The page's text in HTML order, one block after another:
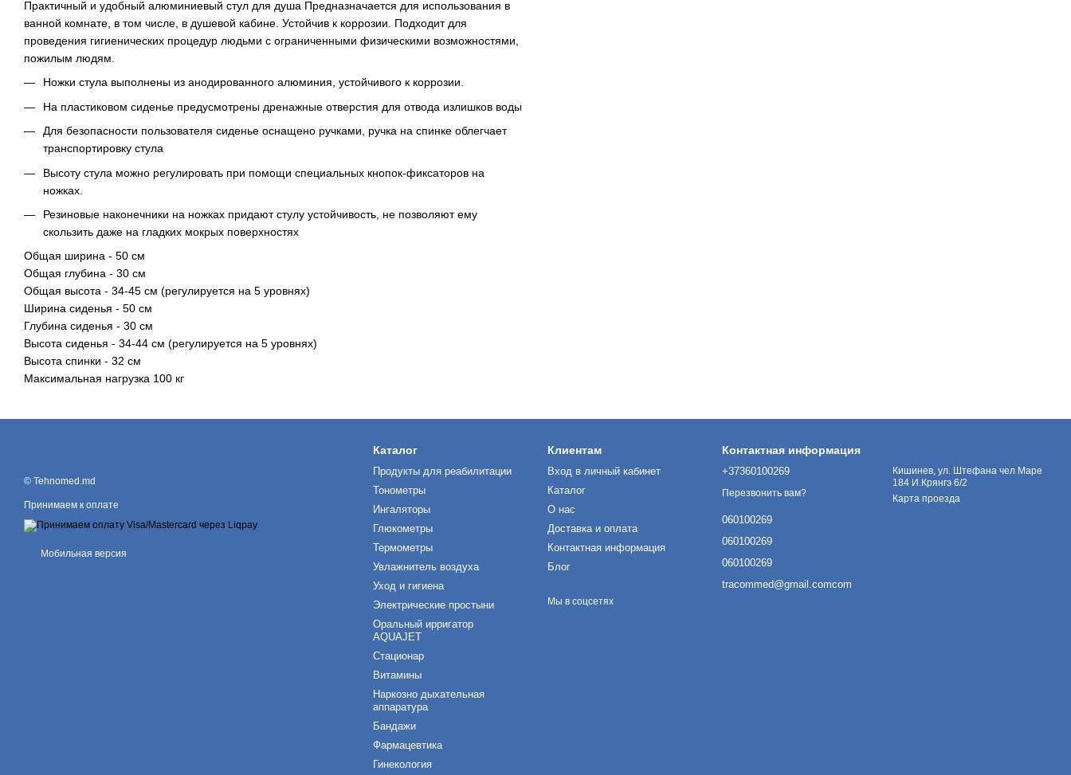
Практичный и удобный алюминиевый стул для душа Предназначается для использования в
ванной комнате, в том числе, в душевой кабине. Устойчив к коррозии. Подходит для
проведения гигиенических процедур людьми с ограниченными физическими возможностями,
пожилым людям.
Ножки стула выполнены из анодированного алюминия, устойчивого к коррозии.
На пластиковом сиденье предусмотрены дренажные отверстия для отвода излишков воды
Для безопасности пользователя сиденье оснащено ручками, ручка на спинке облегчает
транспортировку стула
Высоту стула можно регулировать при помощи специальных кнопок-фиксаторов на
ножках.
Резиновые наконечники на ножках придают стулу устойчивость, не позволяют ему
скользить даже на гладких мокрых поверхностях
Общая ширина - 50 см
Общая глубина - 30 см
Общая высота - 34-45 см (регулируется на 5 уровнях)
Ширина сиденья - 50 см
Глубина сиденья - 30 см
Высота сиденья - 34-44 см (регулируется на 5 уровнях)
Высота спинки - 32 см
Максимальная нагрузка 100 кг
© Tehnomed.md
Принимаем к оплате
Мобильная версия
Каталог
Продукты для реабилитации
Тонометры
Ингаляторы
Глюкометры
Термометры
Увлажнитель воздуха
Уход и гигиена
Электрические простыни
Оральный ирригатор
AQUAJET
Стационар
Витамины
Наркозно дыхательная
аппаратура
Бандажи
Фармацевтика
Гинекология
Клиентам
Вход в личный кабинет
Каталог
О нас
Доставка и оплата
Контактная информация
Блог
Мы в соцсетях
Контактная информация
+37360100269
Перезвонить вам?
060100269
060100269
060100269
tracommed@gmail.comcom
Кишинев, ул. Штефана чел Маре
184 И.Крянгэ 6/2
Карта проезда